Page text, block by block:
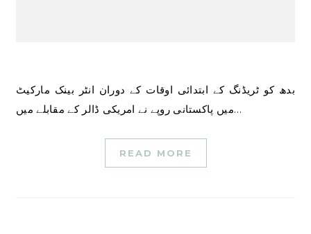
بدھ کو ٹریڈنگ کے ابتدائی اوقات کے دوران انٹر بینک مارکیٹ
میں پاکستانی روپے نے امریکی ڈالر کے مقابلے میں…
READ MORE